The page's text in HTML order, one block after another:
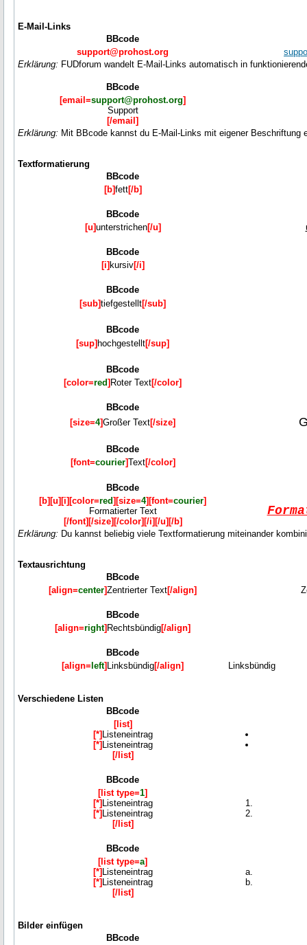
E-Mail-Links
BBcode
support@prohost.org
Erklärung: FUDforum wandelt E-Mail-Links automatisch in
BBcode
[email=support@prohost.org]
Support
[/email]
Erklärung: Mit BBcode kannst du E-Mail-Links mit eigener Beschriftung
Textformatierung
BBcode
[b]fett[/b]
BBcode
[u]unterstrichen[/u]
BBcode
[i] kursiv[/i]
BBcode
[sub]tiefgestellt[/sub]
BBcode
[sup] hochgestellt[/sup]
BBcode
[color=red] Roter Text[/color]
BBcode
[size=4]Großer Text[/size]
BBcode
[font=courier]Text[/color]
BBcode
[b][u][i][color=red][size=4][font=courier]
Formatierter Text
[/font][/size][/color][/i][/u][/b]
Erklärung: Du kannst beliebig viele Textformatierung miteinander
Textausrichtung
BBcode
[align=center]Zentrierter Text[/align]
BBcode
[align=right] Rechtsbündig[/align]
BBcode
[align= left] Linksbündig[/align] Linksbündig
Verschiedene Listen
BBcode
[list]
[*] Listeneintrag
[*] Listeneintrag
[/list]
BBcode
[list type=1]
[*] Listeneintrag
[*] Listeneintrag
[/list]
BBcode
[list type=a]
[*] Listeneintrag
[*] Listeneintrag
[/list]
Bilder einfügen
BBcode